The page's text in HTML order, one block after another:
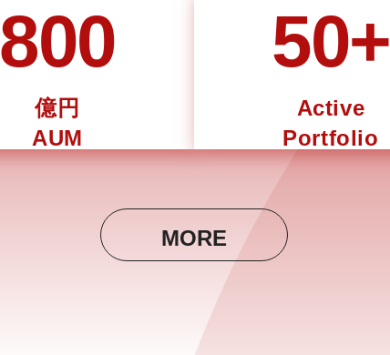
800
億円
AUM
50+
Active
Portfolio
MORE